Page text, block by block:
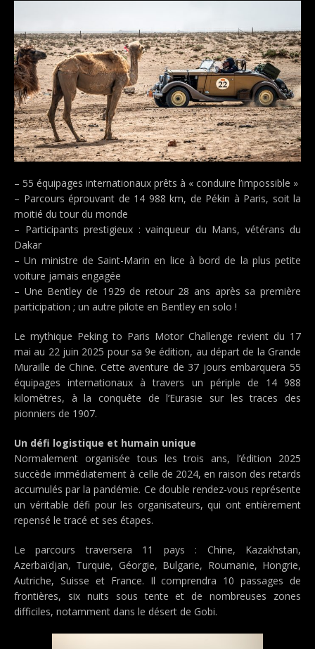
– 55 équipages internationaux prêts à « conduire l’impossible »
– Parcours éprouvant de 14 988 km, de Pékin à Paris, soit la
moitié du tour du monde
– Participants prestigieux : vainqueur du Mans, vétérans du
Dakar
– Un ministre de Saint-Marin en lice à bord de la plus petite
voiture jamais engagée
– Une Bentley de 1929 de retour 28 ans après sa première
participation ; un autre pilote en Bentley en solo !
Le mythique Peking to Paris Motor Challenge revient du 17
mai au 22 juin 2025 pour sa 9e édition, au départ de la Grande
Muraille de Chine. Cette aventure de 37 jours embarquera 55
équipages internationaux à travers un périple de 14 988
kilomètres, à la conquête de l’Eurasie sur les traces des
pionniers de 1907.
Un défi logistique et humain unique
Normalement organisée tous les trois ans, l’édition 2025
succède immédiatement à celle de 2024, en raison des retards
accumulés par la pandémie. Ce double rendez-vous représente
un véritable défi pour les organisateurs, qui ont entièrement
repensé le tracé et ses étapes.
Le parcours traversera 11 pays : Chine, Kazakhstan,
Azerbaïdjan, Turquie, Géorgie, Bulgarie, Roumanie, Hongrie,
Autriche, Suisse et France. Il comprendra 10 passages de
frontières, six nuits sous tente et de nombreuses zones
difficiles, notamment dans le désert de Gobi.